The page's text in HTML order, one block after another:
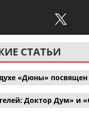
СТАТЬИ
«Дюны» посвящен
Доктор Дум» и